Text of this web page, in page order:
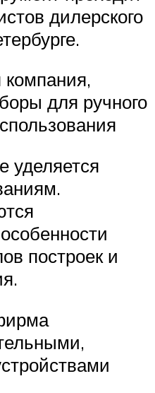
дилерского
компания,
для ручного
уделяется
построек и